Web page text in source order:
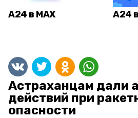
А24 в MAX А24
Астраханцам дали
действий при
опасности